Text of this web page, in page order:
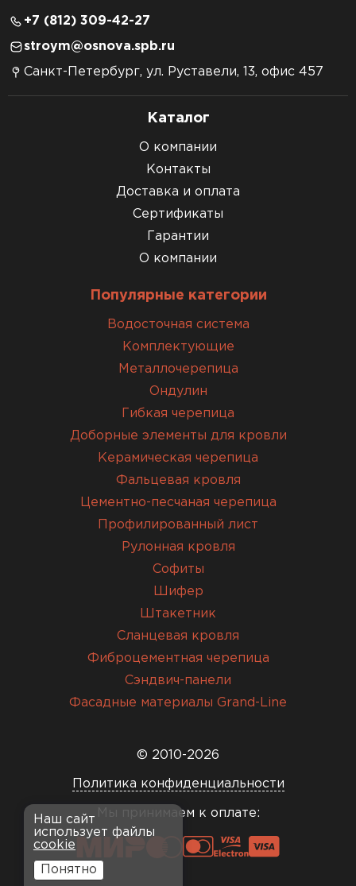
+7 (812) 309-42-27
stroym@osnova.spb.ru
Санкт-Петербург, ул. Руставели, 13, офис 457
Каталог
О компании
Контакты
Доставка и оплата
Сертификаты
Гарантии
О компании
Популярные категории
Водосточная система
Комплектующие
Металлочерепица
Ондулин
Гибкая черепица
Доборные элементы для кровли
Керамическая черепица
Фальцевая кровля
Цементно-песчаная черепица
Профилированный лист
Рулонная кровля
Софиты
Шифер
Штакетник
Сланцевая кровля
Фиброцементная черепица
Сэндвич-панели
Фасадные материалы Grand-Line
© 2010-2026
Политика конфиденциальности
Мы принимаем к оплате:
Наш сайт
использует файлы
cookie
Понятно